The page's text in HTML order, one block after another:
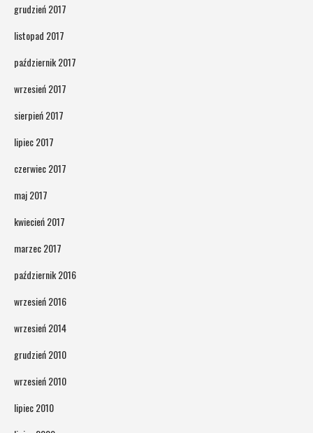
grudzień 2017
listopad 2017
październik 2017
wrzesień 2017
sierpień 2017
lipiec 2017
czerwiec 2017
maj 2017
kwiecień 2017
marzec 2017
październik 2016
wrzesień 2016
wrzesień 2014
grudzień 2010
wrzesień 2010
lipiec 2010